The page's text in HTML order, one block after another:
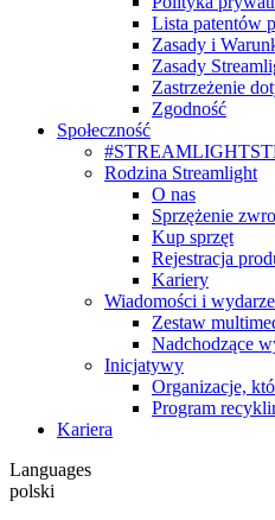
Lista patentów
Zasady i
Zasady
Zastrzeżenie
Zgodność
Społeczność
Rodzina Streamlight
O nas
Sprzężenie
Kup sprzęt
Rejestracja
Kariery
Wiadomości i
Zestaw
Nadchodzące
Inicjatywy
Organizacje,
Program
Kariera
Languages
polski